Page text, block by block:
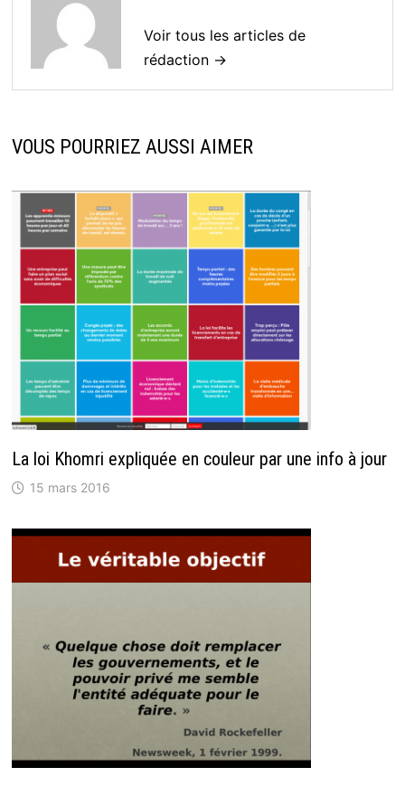
Voir tous les articles de
rédaction →
VOUS POURRIEZ AUSSI AIMER
La loi Khomri expliquée en couleur par une info à jour
15 mars 2016